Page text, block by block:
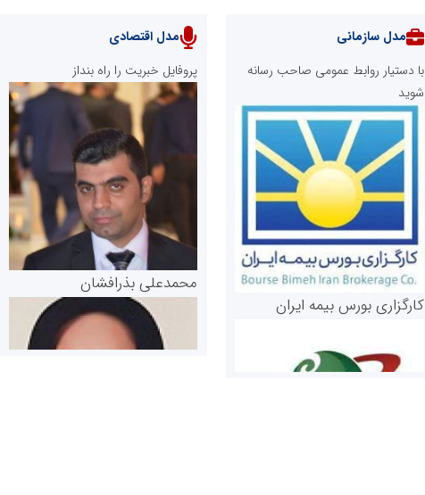
مدل سازمانی
با دستیار روابط عمومی صاحب رسانه
شوید
کارگزاری بورس بیمه ایران
مدل اقتصادی
پروفایل خبریت را راه بنداز
محمدعلی بذرافشان